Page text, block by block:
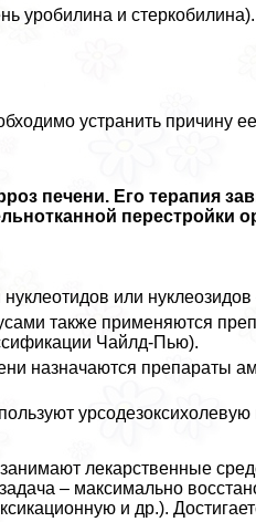
уробилина и стеркобилина).
устранить причину
печени. Его терапия
перестройки
или
также применяются
Чайлд-Пью).
назначаются препараты
урсодезоксихолевую
лекарственные
– максимально
и др.).